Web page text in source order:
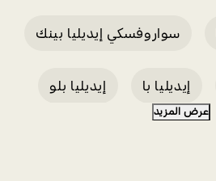
سواروفسكي إيديليا بينك
إيديليا با إيديليا بلو
عرض المزيد